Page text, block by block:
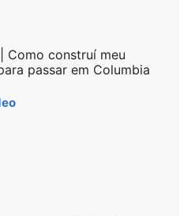
Como construí meu
passar em Columbia